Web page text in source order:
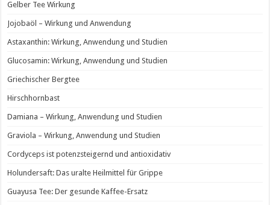
Gelber Tee Wirkung
Jojobaöl – Wirkung und Anwendung
Astaxanthin: Wirkung, Anwendung und Studien
Glucosamin: Wirkung, Anwendung und Studien
Griechischer Bergtee
Hirschhornbast
Damiana – Wirkung, Anwendung und Studien
Graviola – Wirkung, Anwendung und Studien
Cordyceps ist potenzsteigernd und antioxidativ
Holundersaft: Das uralte Heilmittel für Grippe
Guayusa Tee: Der gesunde Kaffee-Ersatz